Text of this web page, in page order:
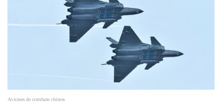
Aviones de combate chinos